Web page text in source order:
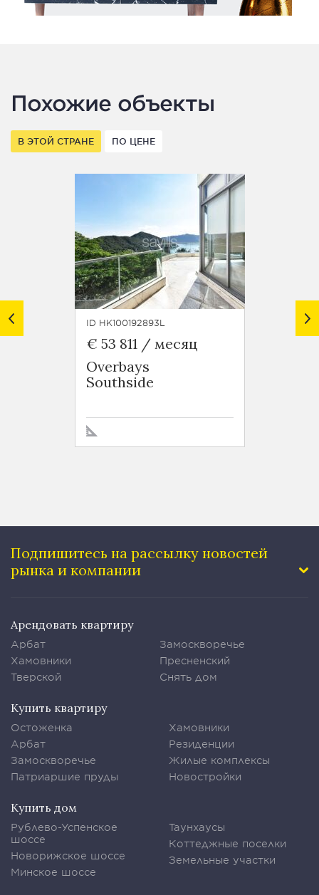
Похожие объекты
В ЭТОЙ СТРАНЕ ПО ЦЕНЕ
ID HK100192893L
€ 53 811 / месяц
Overbays
Southside
ID
Подпишитесь на рассылку новостей
рынка и компании
Арендовать квартиру
Арбат
Хамовники
Тверской
Замоскворечье
Пресненский
Снять дом
Купить квартиру
Остоженка
Арбат
Замоскворечье
Патриаршие пруды
Хамовники
Резиденции
Жилые комплексы
Новостройки
Купить дом
Рублево-Успенское
шоссе
Новорижское шоссе
Минское шоссе
Таунхаусы
Коттеджные поселки
Земельные участки